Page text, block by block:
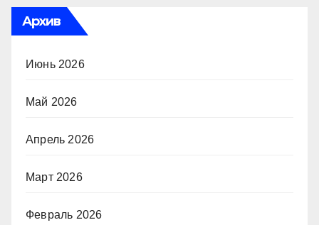
Архив
Июнь 2026
Май 2026
Апрель 2026
Март 2026
Февраль 2026